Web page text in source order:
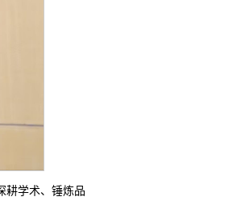
耕学术、锤炼品